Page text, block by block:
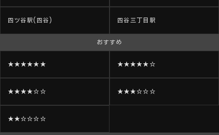
四ツ谷駅(四谷) 四谷三丁目駅
おすすめ
★★★★★★ ★★★★★☆
★★★★☆☆ ★★★☆☆☆
★★☆☆☆☆